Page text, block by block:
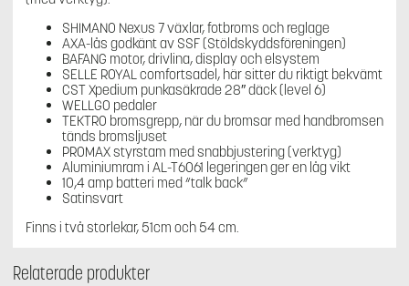
SHIMANO Nexus 7 växlar, fotbroms och reglage
AXA-lås godkänt av SSF (Stöldskyddsföreningen)
BAFANG motor, drivlina, display och elsystem
SELLE ROYAL comfortsadel, här sitter du riktigt bekvämt
CST Xpedium punkasäkrade 28″ däck (level 6)
WELLGO pedaler
TEKTRO bromsgrepp, när du bromsar med handbromsen
tänds bromsljuset
PROMAX styrstam med snabbjustering (verktyg)
Aluminiumram i AL-T6061 legeringen ger en låg vikt
10,4 amp batteri med “talk back”
Satinsvart
Finns i två storlekar, 51cm och 54 cm.
Relaterade produkter